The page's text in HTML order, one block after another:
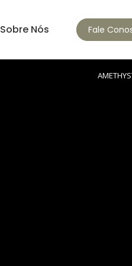
Sobre Nós Fale